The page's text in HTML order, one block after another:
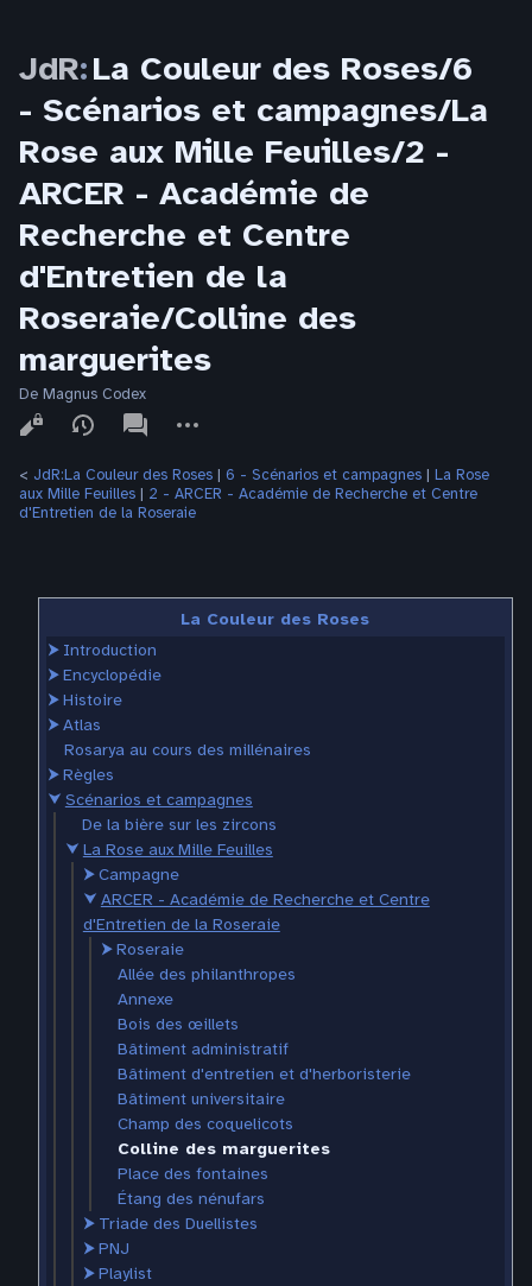
JdR:La Couleur des Roses/6
- Scénarios et campagnes/La
Rose aux Mille Feuilles/2 -
ARCER - Académie de
Recherche et Centre
d'Entretien de la
Roseraie/Colline des
marguerites
De Magnus Codex
Affichages
associated-
pages
actions
< JdR:La Couleur des Roses ‎ | 6 - Scénarios et campagnes ‎ | La Rose
aux Mille Feuilles ‎ | 2 - ARCER - Académie de Recherche et Centre
d'Entretien de la Roseraie
La Couleur des Roses
⮞ Introduction
⮞Encyclopédie
⮞Histoire
⮞Atlas
Rosarya au cours des millénaires
⮞Règles
⮟ Scénarios et campagnes
De la bière sur les zircons
⮟ La Rose aux Mille Feuilles
⮞Campagne
⮟ ARCER - Académie de Recherche et Centre
d'Entretien de la Roseraie
⮞Roseraie
Allée des philanthropes
Annexe
Bois des œillets
Bâtiment administratif
Bâtiment d'entretien et d'herboristerie
Bâtiment universitaire
Champ des coquelicots
Colline des marguerites
Place des fontaines
Étang des nénufars
⮞ Triade des Duellistes
⮞PNJ
⮞Playlist